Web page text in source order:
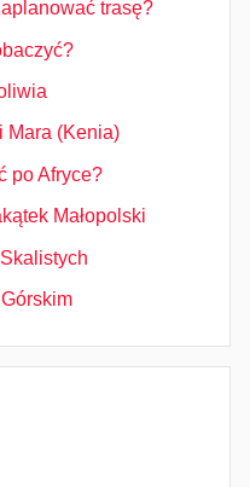
trasę?
Mara (Kenia)
po Afryce?
Małopolski